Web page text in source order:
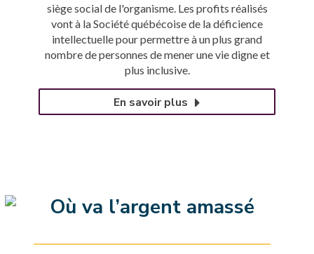
siège social de l'organisme. Les profits réalisés
vont à la Société québécoise de la déficience
intellectuelle pour permettre à un plus grand
nombre de personnes de mener une vie digne et
plus inclusive.
En savoir plus
Où va l’argent amassé